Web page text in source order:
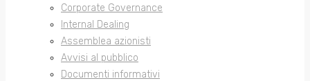
Corporate Governance
Internal Dealing
Assemblea azionisti
Avvisi al pubblico
Documenti informativi